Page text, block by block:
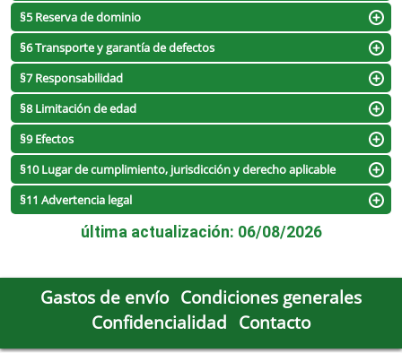
§5 Reserva de dominio
§6 Transporte y garantía de defectos
§7 Responsabilidad
§8 Limitación de edad
§9 Efectos
§10 Lugar de cumplimiento, jurisdicción y derecho aplicable
§11 Advertencia legal
última actualización: 06/08/2026
Gastos de envío Condiciones generales
Confidencialidad Contacto